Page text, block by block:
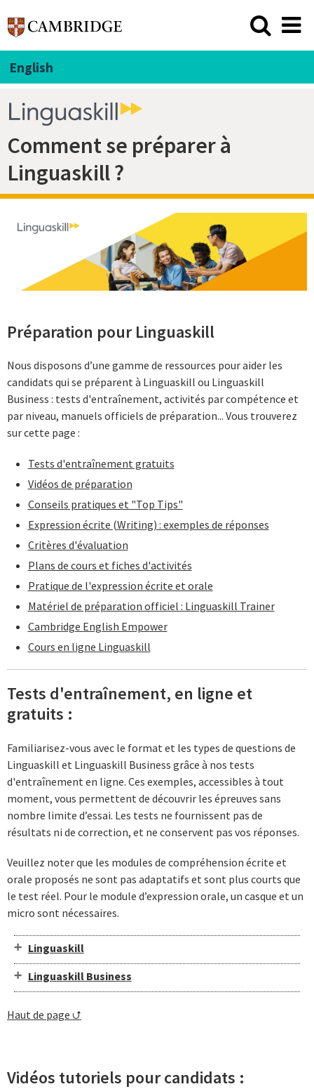
English
Comment se préparer à
Linguaskill ?
Préparation pour Linguaskill
Nous disposons d’une gamme de ressources pour aider les
candidats qui se préparent à Linguaskill ou Linguaskill
Business : tests d'entraînement, activités par compétence et
par niveau, manuels officiels de préparation... Vous trouverez
sur cette page :
Tests d'entraînement gratuits
Vidéos de préparation
Conseils pratiques et "Top Tips"
Expression écrite (Writing) : exemples de réponses
Critères d'évaluation
Plans de cours et fiches d'activités
Pratique de l'expression écrite et orale
Matériel de préparation officiel : Linguaskill Trainer
Cambridge English Empower
Cours en ligne Linguaskill
Tests d'entraînement, en ligne et
gratuits :
Familiarisez-vous avec le format et les types de questions de
Linguaskill et Linguaskill Business grâce à nos tests
d'entraînement en ligne. Ces exemples, accessibles à tout
moment, vous permettent de découvrir les épreuves sans
nombre limite d’essai. Les tests ne fournissent pas de
résultats ni de correction, et ne conservent pas vos réponses.
Veuillez noter que les modules de compréhension écrite et
orale proposés ne sont pas adaptatifs et sont plus courts que
le test réel. Pour le module d’expression orale, un casque et un
micro sont nécessaires.
Linguaskill
Linguaskill Business
Haut de page ⮍
Vidéos tutoriels pour candidats :